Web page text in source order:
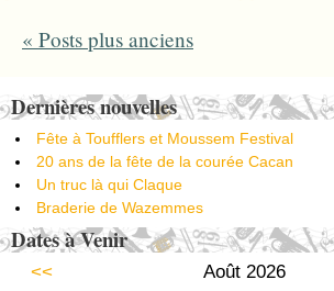
Post navigation
« Posts plus anciens
Dernières nouvelles
Fête à Toufflers et Moussem Festival
20 ans de la fête de la courée Cacan
Un truc là qui Claque
Braderie de Wazemmes
Dates à Venir
<< Août 2026